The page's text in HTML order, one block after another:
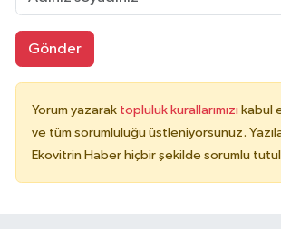
Gönder
Yorum yazarak topluluk kurallarımızı kabul
ve tüm sorumluluğu üstleniyorsunuz.
Ekovitrin Haber hiçbir şekilde sorumlu